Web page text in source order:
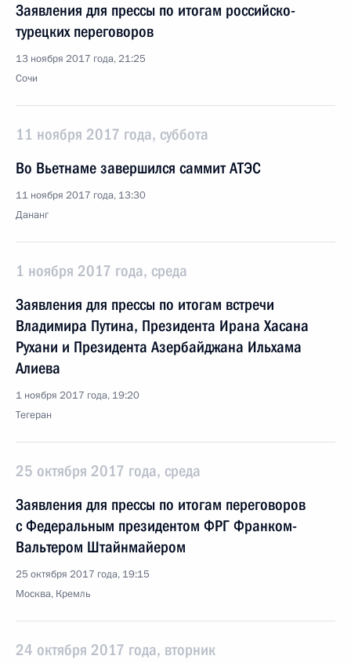
Заявления для прессы по итогам российско-
турецких переговоров
13 ноября 2017 года, 21:25
Сочи
11 ноября 2017 года, суббота
Во Вьетнаме завершился саммит АТЭС
11 ноября 2017 года, 13:30
Дананг
1 ноября 2017 года, среда
Заявления для прессы по итогам встречи
Владимира Путина, Президента Ирана Хасана
Рухани и Президента Азербайджана Ильхама
Алиева
1 ноября 2017 года, 19:20
Тегеран
25 октября 2017 года, среда
Заявления для прессы по итогам переговоров
с Федеральным президентом ФРГ Франком-
Вальтером Штайнмайером
25 октября 2017 года, 19:15
Москва, Кремль
24 октября 2017 года, вторник